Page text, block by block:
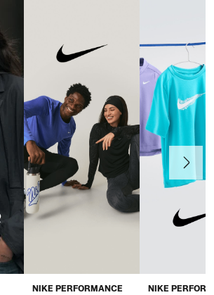
NIKE PERFORMANCE NIKE
Dalej